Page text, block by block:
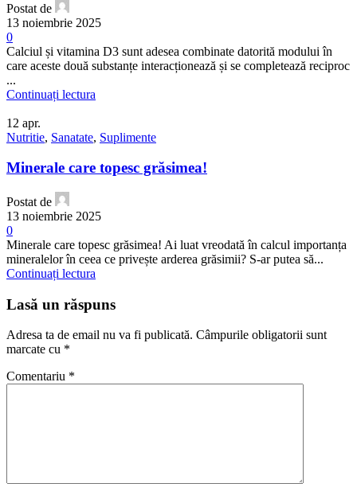
Postat de
13 noiembrie 2025
0
Calciul și vitamina D3 sunt adesea combinate datorită modului în
care aceste două substanțe interacționează și se completează reciproc
...
Continuați lectura
12 apr.
Nutritie, Sanatate, Suplimente
Minerale care topesc grăsimea!
Postat de
13 noiembrie 2025
0
Minerale care topesc grăsimea! Ai luat vreodată în calcul importanța
mineralelor în ceea ce privește arderea grăsimii? S-ar putea să...
Continuați lectura
Lasă un răspuns
Adresa ta de email nu va fi publicată. Câmpurile obligatorii sunt
marcate cu *
Comentariu *